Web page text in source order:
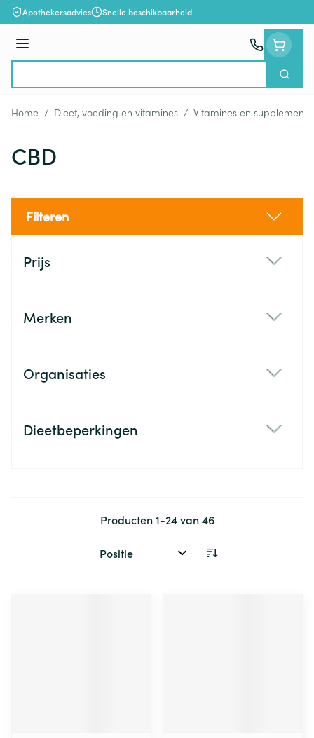
Ga naar de inhoud
Apothekersadvies Snelle beschikbaarheid
Menu
Zoek
Home / Dieet, voeding en vitamines / Vitamines en
CBD
Filteren
Prijs
Merken
Organisaties
Dieetbeperkingen
Producten1-24van46
Sorteer op: